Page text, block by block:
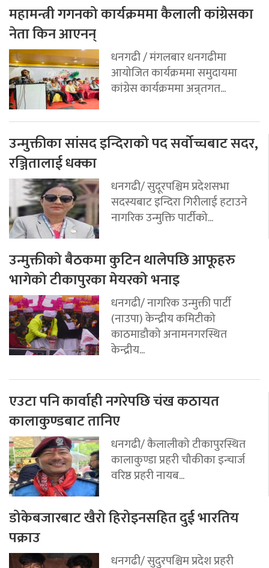
महामन्त्री गगनको कार्यक्रममा कैलाली कांग्रेसका
नेता किन आएनन्
धनगढी / मंगलबार धनगढीमा
आयोजित कार्यक्रममा समुदायमा
कांग्रेस कार्यक्रममा अन्र्तगत...
उन्मुक्तीका सांसद इन्दिराको पद सर्वोच्चबाट सदर,
रञ्जितालाई धक्का
धनगढी/ सुदूरपश्चिम प्रदेशसभा
सदस्यबाट इन्दिरा गिरीलाई हटाउने
नागरिक उन्मुक्ति पार्टीको...
उन्मुक्तीको बैठकमा कुटिन थालेपछि आफूहरु
भागेको टीकापुरका मेयरको भनाइ
धनगढी/ नागरिक उन्मुक्ती पार्टी
(नाउपा) केन्द्रीय कमिटीको
काठमाडौको अनामनगरस्थित
केन्द्रीय...
एउटा पनि कार्वाही नगरेपछि चंख कठायत
कालाकुण्डबाट तानिए
धनगढी/ कैलालीको टीकापुरस्थित
कालाकुण्डा प्रहरी चौकीका इन्चार्ज
वरिष्ठ प्रहरी नायब...
डोकेबजारबाट खैरो हिरोइनसहित दुई भारतिय
पक्राउ
धनगढी/ सुदुरपश्चिम प्रदेश प्रहरी